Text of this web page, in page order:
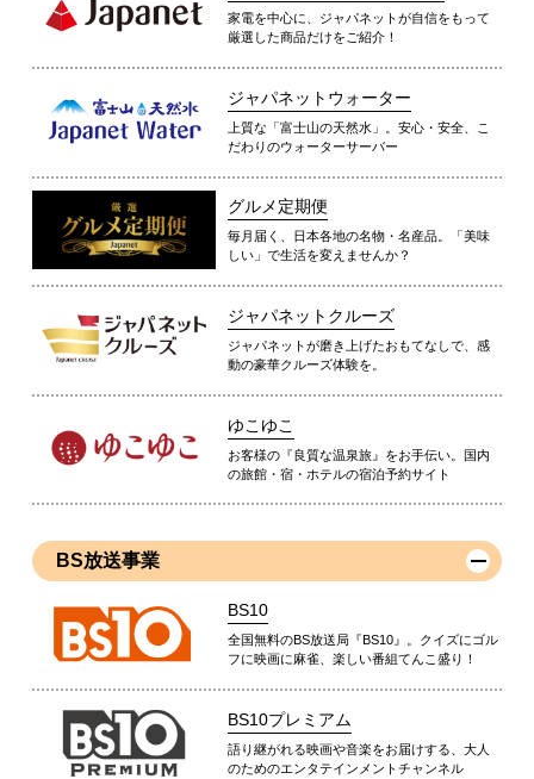
家電を中心に、ジャパネットが自信をもって
厳選した商品だけをご紹介！
ジャパネットウォーター
上質な「富士山の天然水」。安心・安全、こ
だわりのウォーターサーバー
グルメ定期便
毎月届く、日本各地の名物・名産品。「美味
しい」で生活を変えませんか？
ジャパネットクルーズ
ジャパネットが磨き上げたおもてなしで、感
動の豪華クルーズ体験を。
ゆこゆこ
お客様の『良質な温泉旅』をお手伝い。国内
の旅館・宿・ホテルの宿泊予約サイト
BS放送事業
BS10
全国無料のBS放送局『BS10』。クイズにゴル
フに映画に麻雀、楽しい番組てんこ盛り！
BS10プレミアム
語り継がれる映画や音楽をお届けする、大人
のためのエンタテインメントチャンネル